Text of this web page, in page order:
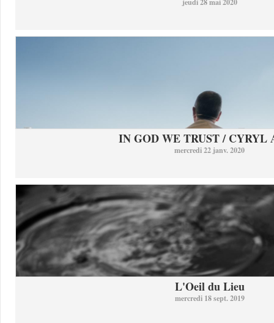
jeudi 28 mai 2020
IN GOD WE TRUST / CYRYL
mercredi 22 janv. 2020
L'Oeil du Lieu
mercredi 18 sept. 2019